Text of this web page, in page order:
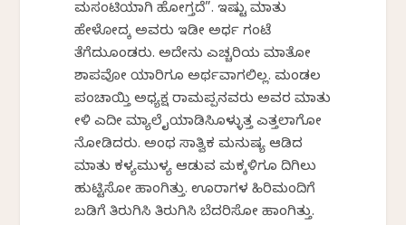
ಮಸಂಟಿಕೆಯಾಗಿ ಹೋಗ್ತದೆ”. ಇಷ್ಟು ಮಾತು
ಹೇಳೋದಕ್ಕೆ ಅವರು ಇಡೀ ಅರ್ಧ ಗಂಟೆ
ತೆಗೆದುಕೊಂಡರು. ಅದೇನು ಎಚ್ಚರಿಕೆಯ ಮಾತೋ
ಶಾಪವೋ ಯಾರಿಗೂ ಅರ್ಥವಾಗಲಿಲ್ಲ. ಮಂಡಲ
ಪಂಚಾಯ್ತಿ ಅಧ್ಯಕ್ಷ ರಾಮಪ್ಪನವರು ಅವರ ಮಾತು
ಕೇಳಿ ಎದೀ ಮ್ಯಾಲೆ ಕೈಯಾಡಿಸಿಕೊಳ್ಳುತ್ತ ಎತ್ತಲಾಗೋ
ನೋಡಿದರು. ಅಂಥ ಸಾತ್ವಿಕ ಮನುಷ್ಯ ಆಡಿದ
ಮಾತು ಕಳ್ಯಮುಳ್ಯ ಆಡುವ ಮಕ್ಕಳಿಗೂ ದಿಗಿಲು
ಹುಟ್ಟಿಸೋ ಹಾಂಗಿತ್ತು. ಊರಾಗಳ ಹಿರಿಮಂದಿಗೆ
ಬಡಿಗೆ ತಿರುಗಿಸಿ ತಿರುಗಿಸಿ ಬೆದರಿಸೋ ಹಾಂಗಿತ್ತು.